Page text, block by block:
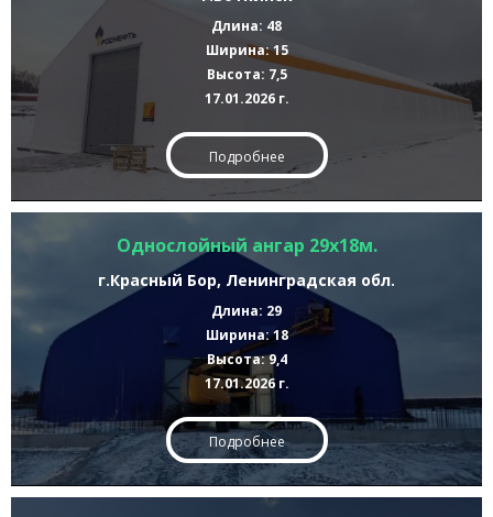
Длина: 48
Ширина: 15
Высота: 7,5
17.01.2026 г.
Подробнее
Однослойный ангар 29х18м.
г.Красный Бор, Ленинградская обл.
Длина: 29
Ширина: 18
Высота: 9,4
17.01.2026 г.
Подробнее